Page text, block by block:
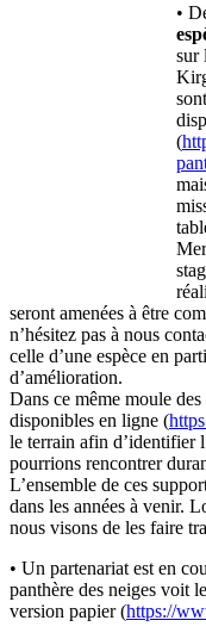
•
sur
(
seront amenées à être
n’hésitez pas à nous
celle d’une espèce en
d’amélioration.
Dans ce même moule des
disponibles en ligne (
le terrain afin d’identifier
pourrions rencontrer
L’ensemble de ces
dans les années à venir.
nous visons de les faire
• Un partenariat est en
panthère des neiges voit
version papier (https://